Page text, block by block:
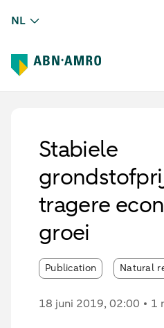
NL
Stabiele
tragere
groei
Publication Natural
18 juni 2019, 02:00 1